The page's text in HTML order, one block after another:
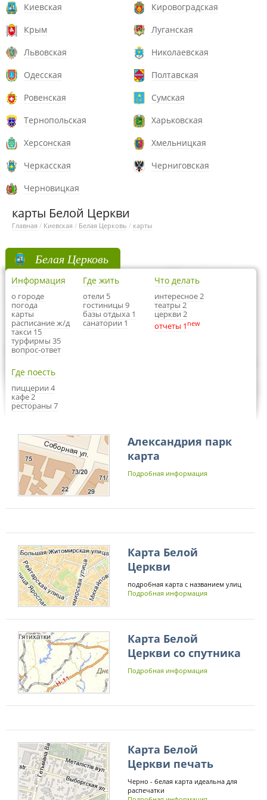
Киевская
Кировоградская
Крым
Луганская
Львовская
Николаевская
Одесская
Полтавская
Ровенская
Сумская
Тернопольская
Харьковская
Херсонская
Хмельницкая
Черкасская
Черниговская
Черновицкая
карты Белой Церкви
Главная / Киевская / Белая Церковь / карты
Белая Церковь
Информация
о городе
погода
карты
расписание ж/д
такси 15
турфирмы 35
вопрос-ответ
Где жить
отели 5
гостиницы 9
базы отдыха 1
санатории 1
Что делать
интересное 2
театры 2
церкви 2
отчеты 1 new
Где поесть
пиццерии 4
кафе 2
рестораны 7
Александрия парк
карта
Подробная информация
Карта Белой
Церкви
подробная карта с названием улиц
Подробная информация
Карта Белой
Церкви со спутника
Подробная информация
Карта Белой
Церкви печать
Черно - белая карта идеальна для
распечатки